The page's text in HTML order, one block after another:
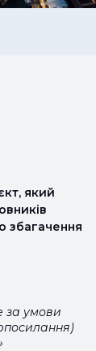
який
збагачення
за умови